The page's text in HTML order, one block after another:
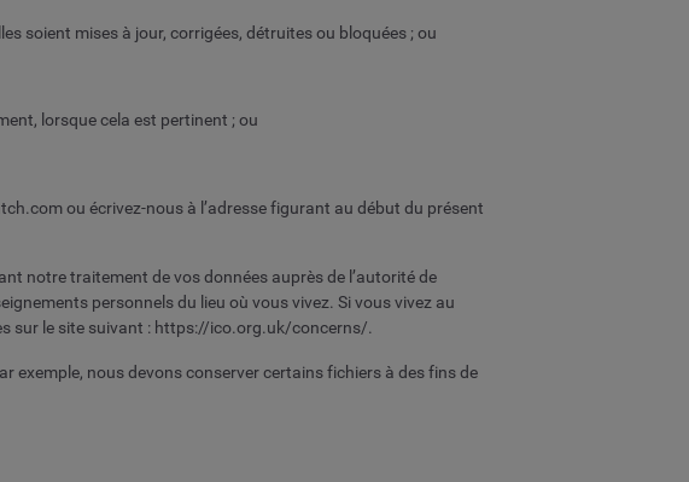
soient mises à jour, corrigées, détruites ou bloquées ; ou
lorsque cela est pertinent ; ou
ou écrivez-nous à l’adresse figurant au début du présent
notre traitement de vos données auprès de l’autorité de
personnels du lieu où vous vivez. Si vous vivez au
sur le site suivant : https://ico.org.uk/concerns/.
exemple, nous devons conserver certains fichiers à des fins de